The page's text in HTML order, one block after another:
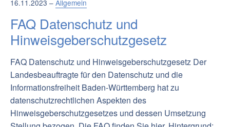
16.11.2023 – Allgemein
FAQ Datenschutz und
Hinweisgeberschutzgesetz
FAQ Datenschutz und Hinweisgeberschutzgesetz Der
Landesbeauftragte für den Datenschutz und die
Informationsfreiheit Baden-Württemberg hat zu
datenschutzrechtlichen Aspekten des
Hinweisgeberschutzgesetzes und dessen Umsetzung